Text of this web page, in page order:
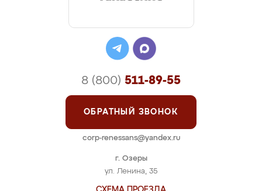
г. Озеры
ул. Ленина, 35
8 (800) 511-89-55
ОБРАТНЫЙ ЗВОНОК
corp-renessans@yandex.ru